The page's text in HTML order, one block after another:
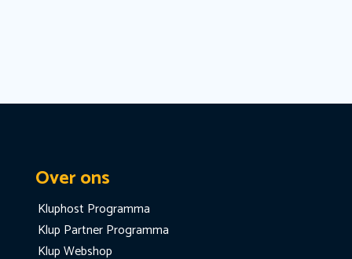
Over ons
Kluphost Programma
Klup Partner Programma
Klup Webshop